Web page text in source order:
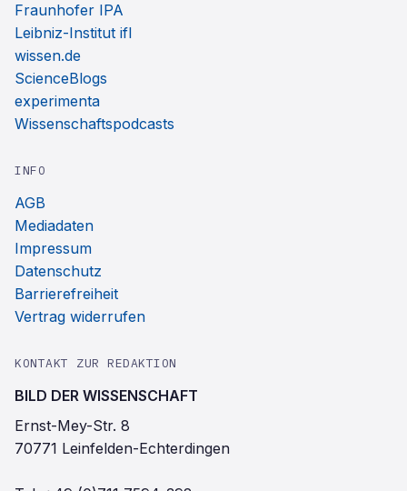
Fraunhofer IPA
Leibniz-Institut ifl
wissen.de
ScienceBlogs
experimenta
Wissenschaftspodcasts
INFO
AGB
Mediadaten
Impressum
Datenschutz
Barrierefreiheit
Vertrag widerrufen
KONTAKT ZUR REDAKTION
BILD DER WISSENSCHAFT
Ernst-Mey-Str. 8
70771 Leinfelden-Echterdingen